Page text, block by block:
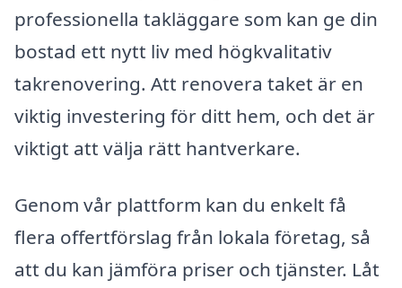
professionella takläggare som kan ge din
bostad ett nytt liv med högkvalitativ
takrenovering. Att renovera taket är en
viktig investering för ditt hem, och det är
viktigt att välja rätt hantverkare.
Genom vår plattform kan du enkelt få
flera offertförslag från lokala företag, så
att du kan jämföra priser och tjänster. Låt